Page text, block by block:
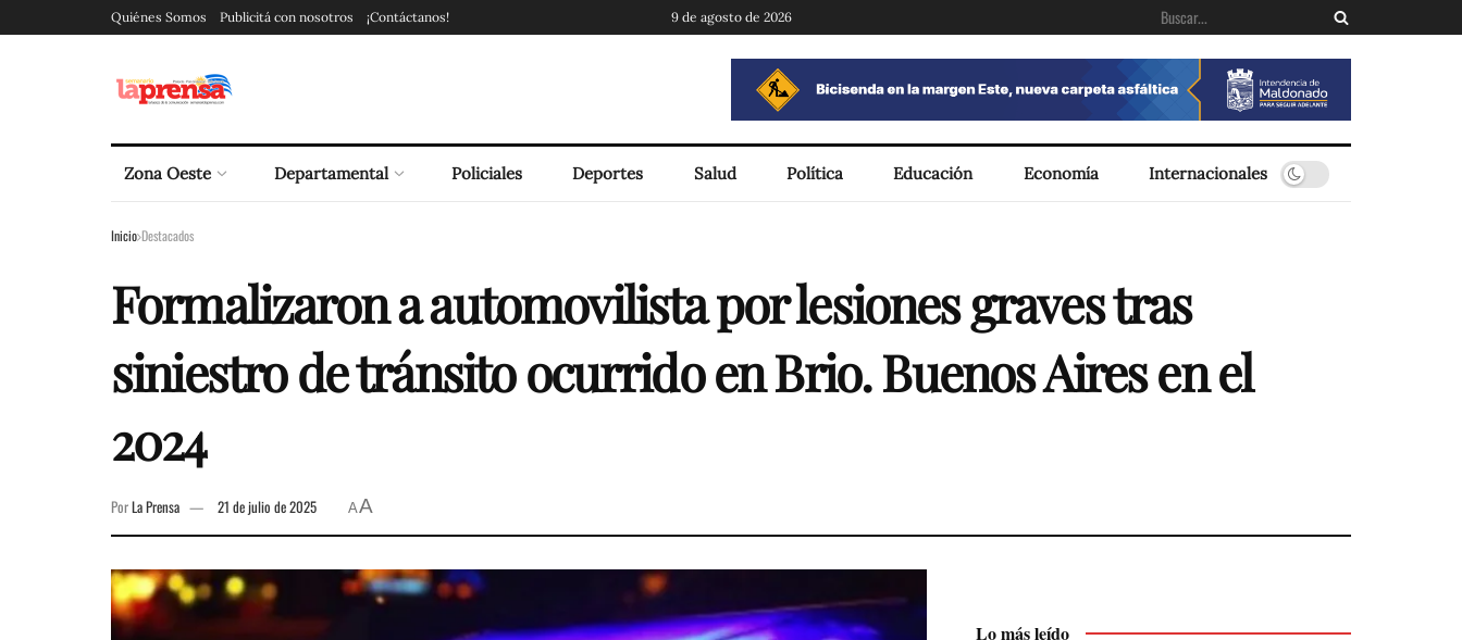
Quiénes Somos Publicitá con nosotros ¡Contáctanos! 9 de agosto de 2026
Zona Oeste Departamental Policiales Deportes Salud Política Educación Economía Internacionales
Inicio Destacados
Formalizaron a automovilista por lesiones graves tras
siniestro de tránsito ocurrido en Brio. Buenos Aires en el
2024
PorLa Prensa 21 de julio de 2025 AA
Lo más leído